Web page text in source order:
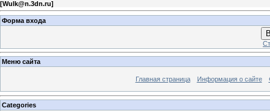
[Wulk@n.3dn.ru]
Форма входа
Меню сайта
Главная страница Информация о сайте
Categories